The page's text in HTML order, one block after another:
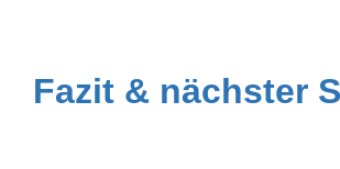
Fazit & nächster